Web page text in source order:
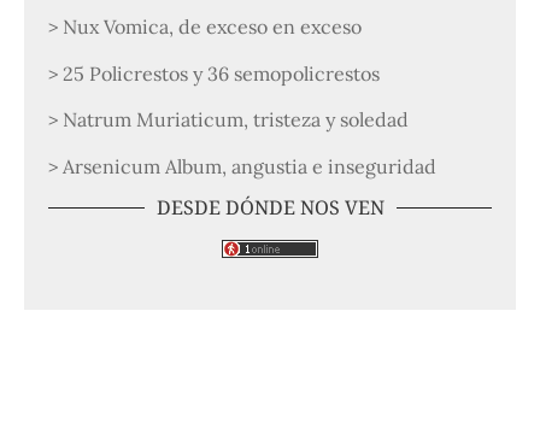
> Nux Vomica, de exceso en exceso
> 25 Policrestos y 36 semopolicrestos
> Natrum Muriaticum, tristeza y soledad
> Arsenicum Album, angustia e inseguridad
DESDE DÓNDE NOS VEN